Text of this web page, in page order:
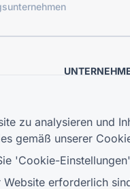
zu analysieren und
gemäß unserer
'Cookie-
erforderlich